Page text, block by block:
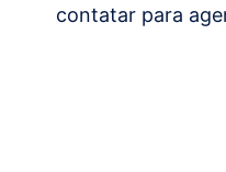
contatar para